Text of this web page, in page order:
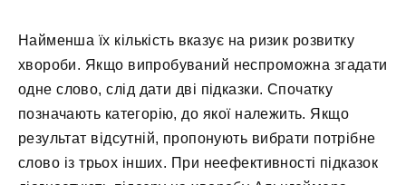
Найменша їх кількість вказує на ризик розвитку
хвороби. Якщо випробуваний неспроможна згадати
одне слово, слід дати дві підказки. Спочатку
позначають категорію, до якої належить. Якщо
результат відсутній, пропонують вибрати потрібне
слово із трьох інших. При неефективності підказок